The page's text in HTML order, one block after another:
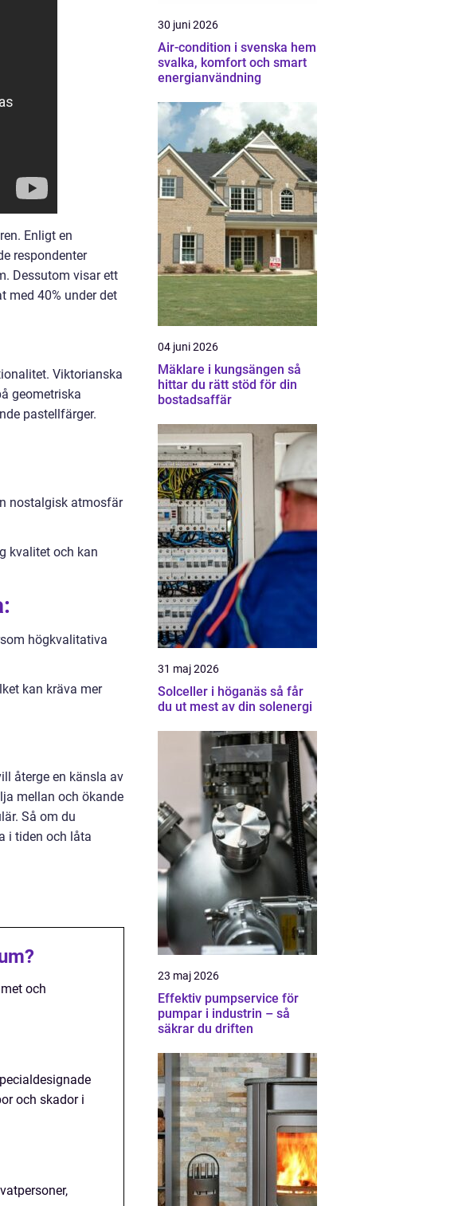
Enligt en
respondenter
Dessutom visar ett
med 40% under det
Viktorianska
geometriska
pastellfärger.
nostalgisk atmosfär
kvalitet och kan
högkvalitativa
kan kräva mer
återge en känsla av
mellan och ökande
Så om du
i tiden och låta
och
och skador i
30 juni 2026
Air-condition i svenska hem
svalka, komfort och smart
energianvändning
04 juni 2026
Mäklare i kungsängen så
hittar du rätt stöd för din
bostadsaffär
31 maj 2026
Solceller i höganäs så får
du ut mest av din solenergi
23 maj 2026
Effektiv pumpservice för
pumpar i industrin – så
säkrar du driften